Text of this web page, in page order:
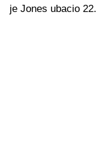
je Jones ubacio 22.